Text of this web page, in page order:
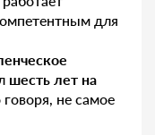
для
шесть лет на
не самое